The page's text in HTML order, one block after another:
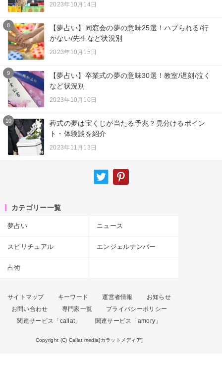
2023年10月14日
8
【夢占い】同窓会の夢の意味25選！ハブられる/行
かない/先生など状況別
2023年10月15日
9
【夢占い】卒業式の夢の意味30選！教室/遅刻/泣く
など状況別
2023年10月10日
10
葬式の夢は宝くじが当たる予兆？見分けるポイン
ト・体験談を紹介
2023年11月13日
カテゴリー一覧
夢占い ニュース
スピリチュアル エンジェルナンバー
占術
サイトマップ キーワード 運営者情報
お知らせ
お問い合わせ
専門家一覧
プライバシーポリシー
関連サービス「callat」
関連サービス「amory」
Copyright (C) Callat media[カラットメディア]